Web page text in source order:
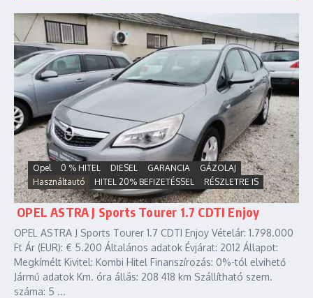
Opel 0 % HITEL DIESEL GARANCIA
GÁZOLAJ
Használtautó
HITEL 20% BEFIZETÉSSEL RÉSZLETRE IS
OPEL ASTRA J Sports Tourer 1.7 CDTI Enjoy
OPEL ASTRA J Sports Tourer 1.7 CDTI Enjoy Vételár: 1.798.000
Ft Ár (EUR): € 5.200 Általános adatok Évjárat: 2012 Állapot:
Megkímélt Kivitel: Kombi Hitel Finanszírozás: 0%-tól elvihető
Jármű adatok Km. óra állás: 208 418 km Szállítható szem.
száma: 5 ...